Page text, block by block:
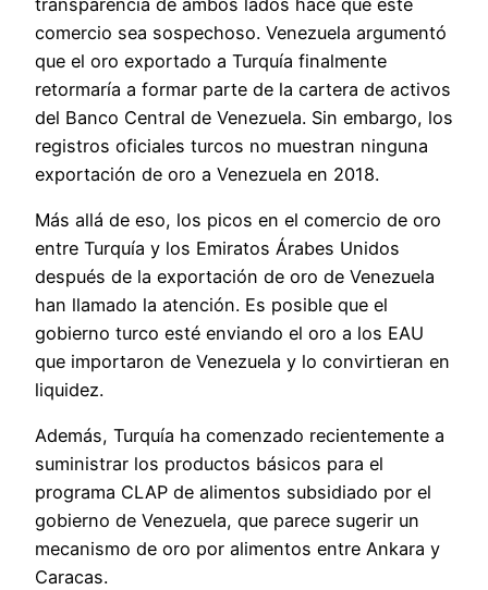
comercio sea sospechoso. Venezuela argumentó
que el oro exportado a Turquía finalmente
retormaría a formar parte de la cartera de activos
del Banco Central de Venezuela. Sin embargo, los
registros oficiales turcos no muestran ninguna
exportación de oro a Venezuela en 2018.
Más allá de eso, los picos en el comercio de oro
entre Turquía y los Emiratos Árabes Unidos
después de la exportación de oro de Venezuela
han llamado la atención. Es posible que el
gobierno turco esté enviando el oro a los EAU
que importaron de Venezuela y lo convirtieran en
liquidez.
Además, Turquía ha comenzado recientemente a
suministrar los productos básicos para el
programa CLAP de alimentos subsidiado por el
gobierno de Venezuela, que parece sugerir un
mecanismo de oro por alimentos entre Ankara y
Caracas.